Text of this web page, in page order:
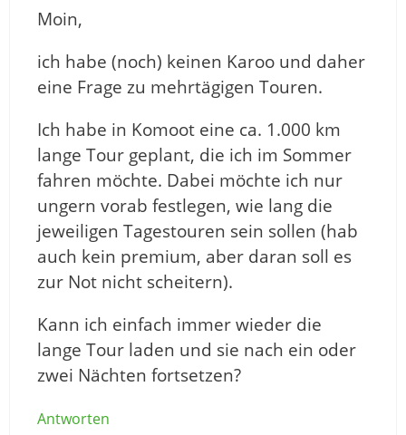
Moin,
ich habe (noch) keinen Karoo und daher
eine Frage zu mehrtägigen Touren.
Ich habe in Komoot eine ca. 1.000 km
lange Tour geplant, die ich im Sommer
fahren möchte. Dabei möchte ich nur
ungern vorab festlegen, wie lang die
jeweiligen Tagestouren sein sollen (hab
auch kein premium, aber daran soll es
zur Not nicht scheitern).
Kann ich einfach immer wieder die
lange Tour laden und sie nach ein oder
zwei Nächten fortsetzen?
Antworten